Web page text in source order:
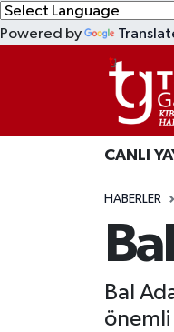
Powered by
CANLI
HABERLER
Bal
önemli
EKONOMİ
MAGAZİN
Lefkoşa Nöbetçi
Lefkoşa Hava
Lefkoşa Trafik
Süper Lig Puan
Tüm Manşetler
Son Dakika